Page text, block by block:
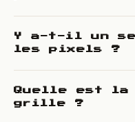
Y a-t-il un
les pixels ?
Quelle est
grille ?